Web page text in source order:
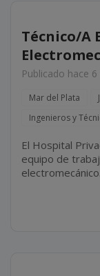
Técnico/A
Publicado hace 6
Mar del Plata
Ingenieros y
El Hospital
equipo de
electromecánico. Objetivos del puesto: Brindar soporte
técnico
tareas de